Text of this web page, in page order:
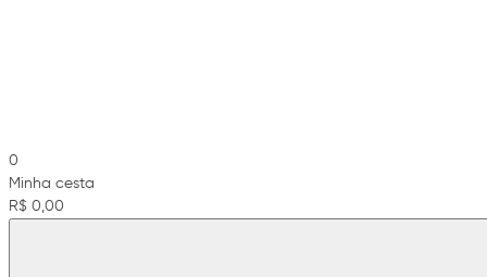
0
Minha cesta
R$ 0,00